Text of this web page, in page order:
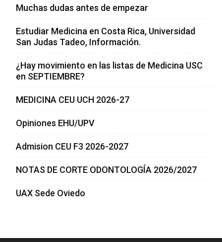
Muchas dudas antes de empezar
Estudiar Medicina en Costa Rica, Universidad
San Judas Tadeo, Información.
¿Hay movimiento en las listas de Medicina USC
en SEPTIEMBRE?
MEDICINA CEU UCH 2026-27
Opiniones EHU/UPV
Admision CEU F3 2026-2027
NOTAS DE CORTE ODONTOLOGÍA 2026/2027
UAX Sede Oviedo